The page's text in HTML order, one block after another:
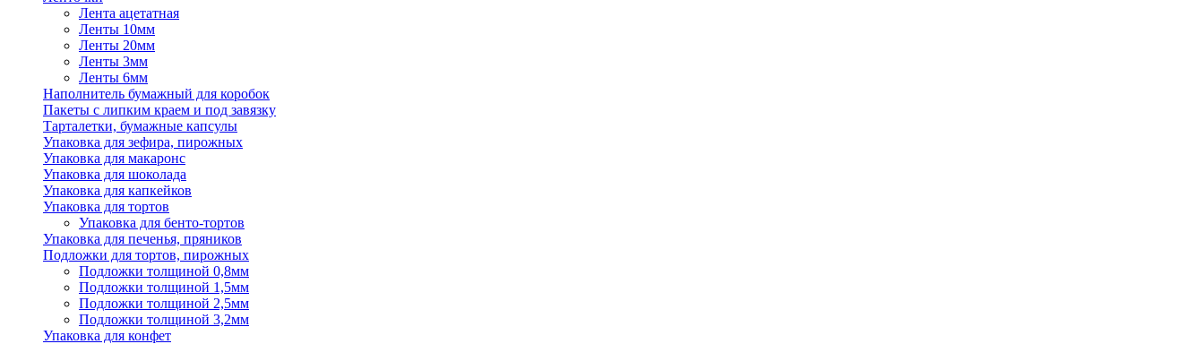
Лента ацетатная
Ленты 10мм
Ленты 20мм
Ленты 3мм
Ленты 6мм
Наполнитель бумажный для коробок
Пакеты с липким краем и под завязку
Тарталетки, бумажные капсулы
Упаковка для зефира, пирожных
Упаковка для макаронс
Упаковка для шоколада
Упаковка для капкейков
Упаковка для тортов
Упаковка для бенто-тортов
Упаковка для печенья, пряников
Подложки для тортов, пирожных
Подложки толщиной 0,8мм
Подложки толщиной 1,5мм
Подложки толщиной 2,5мм
Подложки толщиной 3,2мм
Упаковка для конфет